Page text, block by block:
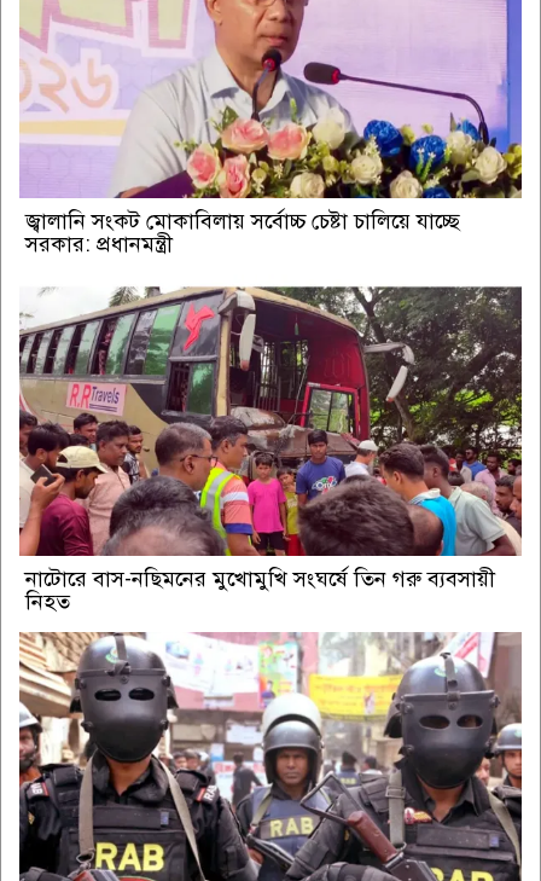
জ্বালানি সংকট মোকাবিলায় সর্বোচ্চ চেষ্টা চালিয়ে যাচ্ছে
সরকার: প্রধানমন্ত্রী
নাটোরে বাস-নছিমনের মুখোমুখি সংঘর্ষে তিন গরু ব্যবসায়ী
নিহত